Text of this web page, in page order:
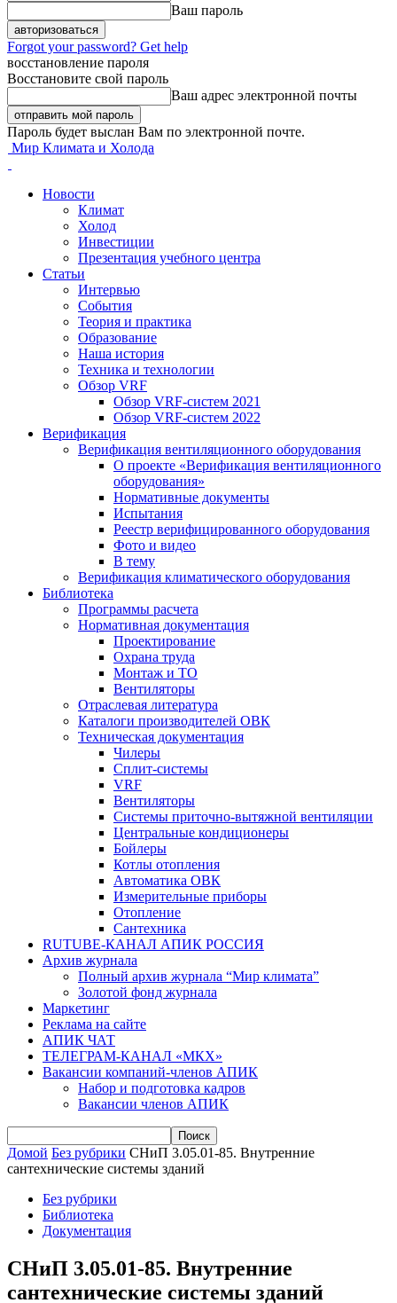
Ваш пароль
Forgot your password? Get help
восстановление пароля
Восстановите свой пароль
Ваш адрес электронной почты
Пароль будет выслан Вам по электронной почте.
Мир Климата и Холода
Новости
Климат
Холод
Инвестиции
Презентация учебного центра
Статьи
Интервью
События
Теория и практика
Образование
Наша история
Техника и технологии
Обзор VRF
Обзор VRF-систем 2021
Обзор VRF-систем 2022
Верификация
Верификация вентиляционного оборудования
О проекте «Верификация вентиляционного
оборудования»
Нормативные документы
Испытания
Реестр верифицированного оборудования
Фото и видео
В тему
Верификация климатического оборудования
Библиотека
Программы расчета
Нормативная документация
Проектирование
Охрана труда
Монтаж и ТО
Вентиляторы
Отраслевая литература
Каталоги производителей ОВК
Техническая документация
Чилеры
Сплит-системы
VRF
Вентиляторы
Системы приточно-вытяжной вентиляции
Центральные кондиционеры
Бойлеры
Котлы отопления
Автоматика ОВК
Измерительные приборы
Отопление
Сантехника
RUTUBE-КАНАЛ АПИК РОССИЯ
Архив журнала
Полный архив журнала “Мир климата”
Золотой фонд журнала
Маркетинг
Реклама на сайте
АПИК ЧАТ
ТЕЛЕГРАМ-КАНАЛ «МКХ»
Вакансии компаний-членов АПИК
Набор и подготовка кадров
Вакансии членов АПИК
Домой Без рубрики СНиП 3.05.01-85. Внутренние
сантехнические системы зданий
Без рубрики
Библиотека
Документация
СНиП 3.05.01-85. Внутренние
сантехнические системы зданий